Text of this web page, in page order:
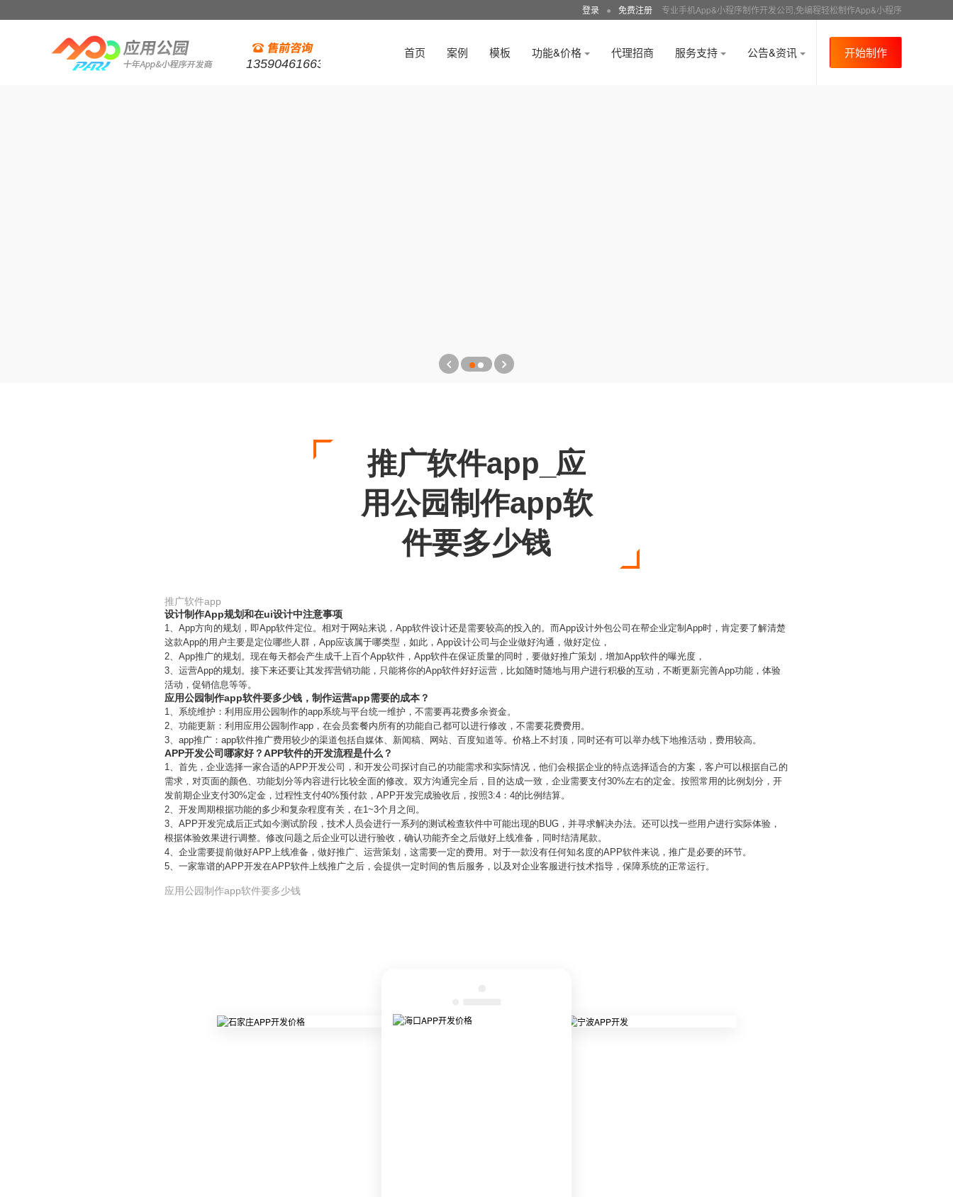
登录 ● 免费注册 专业手机App&小程序制作开发公司,免编程轻松制作App&小程序
13590461663
首页 案例 模板 功能&价格 代理招商 服务支持 公告&资讯 开始制作
推广软件app_应
用公园制作app软
件要多少钱
推广软件app
设计制作App规划和在ui设计中注意事项
1、App方向的规划，即App软件定位。相对于网站来说，App软件设计还是需要较高的投入的。而App设计外包公司在帮企业定制App时，肯定要了解清楚
这款App的用户主要是定位哪些人群，App应该属于哪类型，如此，App设计公司与企业做好沟通，做好定位，
2、App推广的规划。现在每天都会产生成千上百个App软件，App软件在保证质量的同时，要做好推广策划，增加App软件的曝光度，
3、运营App的规划。接下来还要让其发挥营销功能，只能将你的App软件好好运营，比如随时随地与用户进行积极的互动，不断更新完善App功能，体验
活动，促销信息等等。
应用公园制作app软件要多少钱，制作运营app需要的成本？
1、系统维护：利用应用公园制作的app系统与平台统一维护，不需要再花费多余资金。
2、功能更新：利用应用公园制作app，在会员套餐内所有的功能自己都可以进行修改，不需要花费费用。
3、app推广：app软件推广费用较少的渠道包括自媒体、新闻稿、网站、百度知道等。价格上不封顶，同时还有可以举办线下地推活动，费用较高。
APP开发公司哪家好？APP软件的开发流程是什么？
1、首先，企业选择一家合适的APP开发公司，和开发公司探讨自己的功能需求和实际情况，他们会根据企业的特点选择适合的方案，客户可以根据自己的
需求，对页面的颜色、功能划分等内容进行比较全面的修改。双方沟通完全后，目的达成一致，企业需要支付30%左右的定金。按照常用的比例划分，开
发前期企业支付30%定金，过程性支付40%预付款，APP开发完成验收后，按照3:4：4的比例结算。
2、开发周期根据功能的多少和复杂程度有关，在1~3个月之间。
3、APP开发完成后正式如今测试阶段，技术人员会进行一系列的测试检查软件中可能出现的BUG，并寻求解决办法。还可以找一些用户进行实际体验，
根据体验效果进行调整。修改问题之后企业可以进行验收，确认功能齐全之后做好上线准备，同时结清尾款。
4、企业需要提前做好APP上线准备，做好推广、运营策划，这需要一定的费用。对于一款没有任何知名度的APP软件来说，推广是必要的环节。
5、一家靠谱的APP开发在APP软件上线推广之后，会提供一定时间的售后服务，以及对企业客服进行技术指导，保障系统的正常运行。
应用公园制作app软件要多少钱